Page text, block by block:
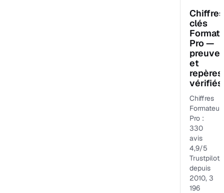
Chiffres
clés
Pro —
et
repères
vérifiés
Chiffres
Formateur
Pro :
330
avis
4,9/5
Trustpilot,
depuis
2010, 3
196